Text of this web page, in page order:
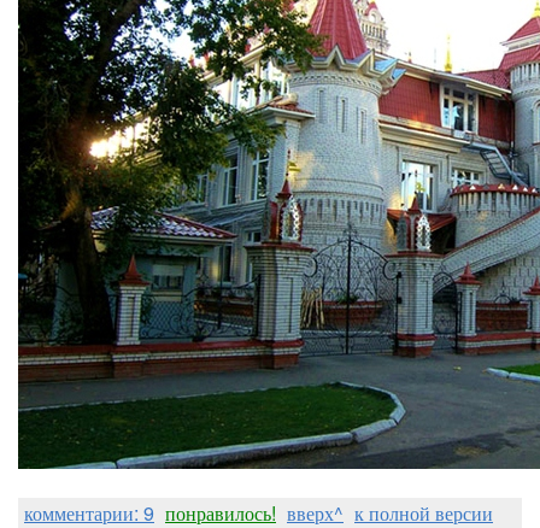
комментарии: 9 понравилось! вверх^ к полной версии